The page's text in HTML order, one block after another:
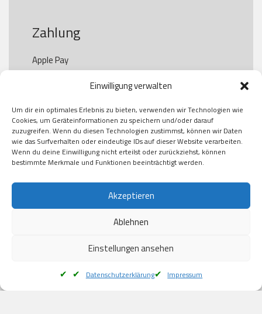
Einwilligung verwalten
Um dir ein optimales Erlebnis zu bieten, verwenden wir Technologien wie
Cookies, um Geräteinformationen zu speichern und/oder darauf
zuzugreifen. Wenn du diesen Technologien zustimmst, können wir Daten
wie das Surfverhalten oder eindeutige IDs auf dieser Website verarbeiten.
Wenn du deine Einwilligung nicht erteilst oder zurückziehst, können
bestimmte Merkmale und Funktionen beeinträchtigt werden.
Akzeptieren
Ablehnen
Einstellungen ansehen
Datenschutzerklärung Impressum
Zahlung
Apple Pay
Paypal
Kauf auf Rechung
Klarna
American Express